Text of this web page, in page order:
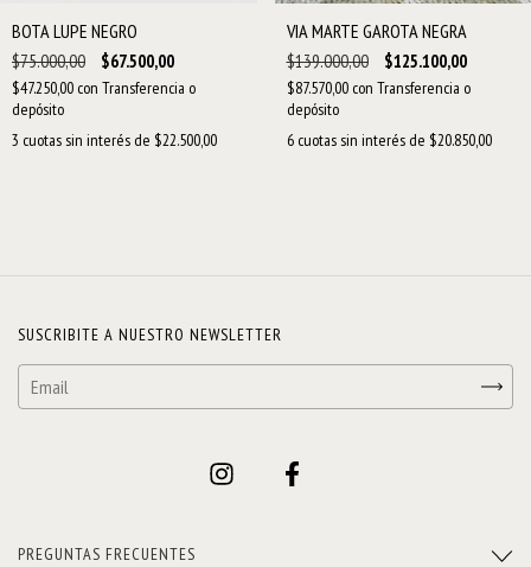
BOTA LUPE NEGRO
$75.000,00 $67.500,00
$47.250,00 con Transferencia o
depósito
3 cuotas sin interés de $22.500,00
VIA MARTE GAROTA NEGRA
$139.000,00 $125.100,00
$87.570,00 con Transferencia o
depósito
6 cuotas sin interés de $20.850,00
SUSCRIBITE A NUESTRO NEWSLETTER
PREGUNTAS FRECUENTES